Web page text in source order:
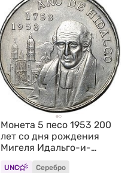
Монета 5 песо 1953 200
лет со дня рождения
Мигеля Идальго-и-
Костилья Мексика
UNC Серебро